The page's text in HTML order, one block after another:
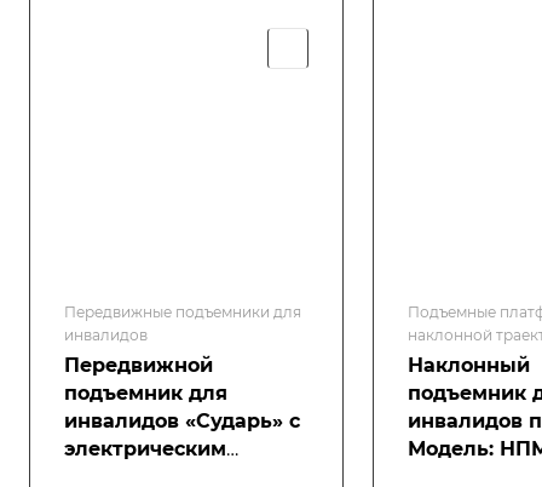
Передвижные подъемники для
инвалидов
Передвижной
подъемник для
инвалидов «Сударь» с
электрическим
Подъемные
наклонной
движения
Наклонный
подъемник
инвалидов
Модель: